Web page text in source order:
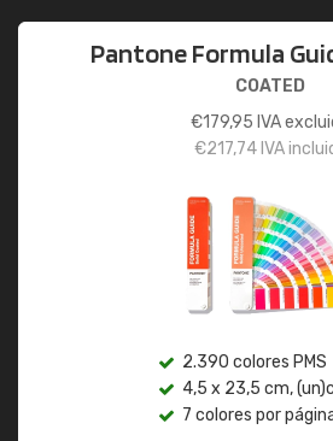
Pantone Formula
COATED
€179,95 IVA
€217,74IVA
2.390 colores PMS
4,5 x 23,5 cm,
7 colores por